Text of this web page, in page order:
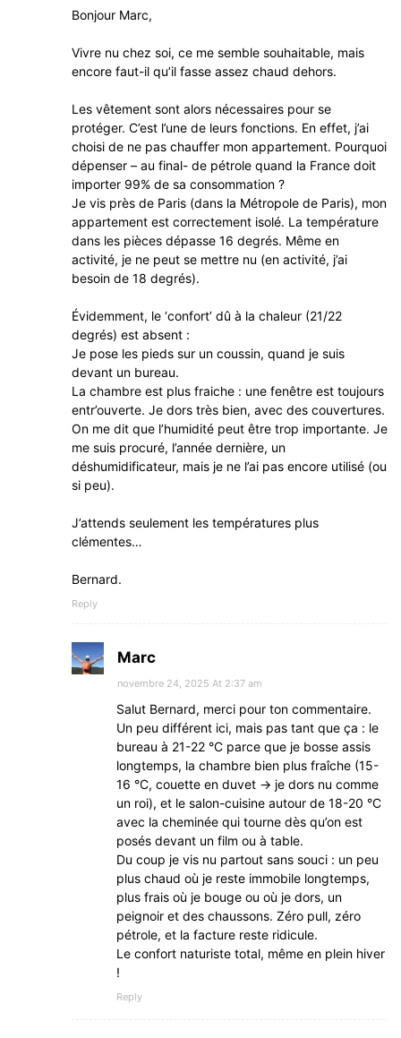
Bonjour Marc,
Vivre nu chez soi, ce me semble souhaitable, mais
encore faut-il qu’il fasse assez chaud dehors.
Les vêtement sont alors nécessaires pour se
protéger. C’est l’une de leurs fonctions. En effet, j’ai
choisi de ne pas chauffer mon appartement. Pourquoi
dépenser – au final- de pétrole quand la France doit
importer 99% de sa consommation ?
Je vis près de Paris (dans la Métropole de Paris), mon
appartement est correctement isolé. La température
dans les pièces dépasse 16 degrés. Même en
activité, je ne peut se mettre nu (en activité, j’ai
besoin de 18 degrés).
Évidemment, le ‘confort’ dû à la chaleur (21/22
degrés) est absent :
Je pose les pieds sur un coussin, quand je suis
devant un bureau.
La chambre est plus fraiche : une fenêtre est toujours
entr’ouverte. Je dors très bien, avec des couvertures.
On me dit que l’humidité peut être trop importante. Je
me suis procuré, l’année dernière, un
déshumidificateur, mais je ne l’ai pas encore utilisé (ou
si peu).
J’attends seulement les températures plus
clémentes…
Bernard.
Reply
Marc
novembre 24, 2025 At 2:37 am
Salut Bernard, merci pour ton commentaire.
Un peu différent ici, mais pas tant que ça : le
bureau à 21-22 °C parce que je bosse assis
longtemps, la chambre bien plus fraîche (15-
16 °C, couette en duvet → je dors nu comme
un roi), et le salon-cuisine autour de 18-20 °C
avec la cheminée qui tourne dès qu’on est
posés devant un film ou à table.
Du coup je vis nu partout sans souci : un peu
plus chaud où je reste immobile longtemps,
plus frais où je bouge ou où je dors, un
peignoir et des chaussons. Zéro pull, zéro
pétrole, et la facture reste ridicule.
Le confort naturiste total, même en plein hiver
!
Reply